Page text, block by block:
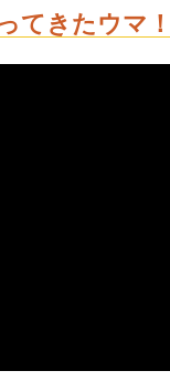
てきたウマ